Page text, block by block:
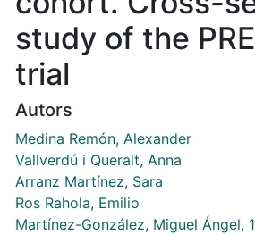
study of the
trial
Autors
Medina Remón, Alexander
Vallverdú i Queralt, Anna
Arranz Martínez, Sara
Ros Rahola, Emilio
Martínez-González, Miguel Ángel,